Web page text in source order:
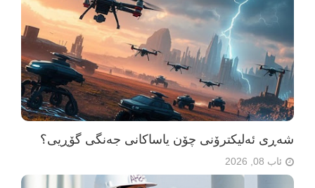
شەڕی ئەلیکترۆنی چۆن یاساکانی جەنگی گۆڕیی؟
ئاب 08, 2026